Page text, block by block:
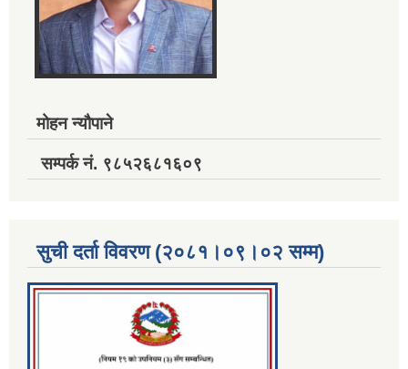
मोहन न्यौपाने
सम्पर्क नं. ९८५२६८१६०९
सुची दर्ता विवरण (२०८१।०९।०२ सम्म)